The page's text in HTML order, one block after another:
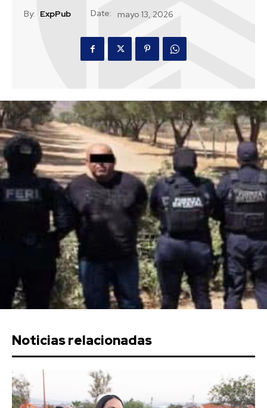
By: ExpPub Date: mayo 13, 2026
Noticias relacionadas